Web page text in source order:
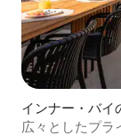
インナー・バイ
広々としたプラ